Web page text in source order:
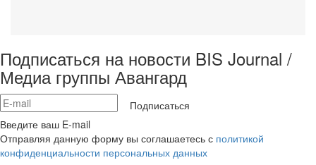
Подписаться на новости BIS Journal /
Медиа группы Авангард
Подписаться
Введите ваш E-mail
Отправляя данную форму вы соглашаетесь с политикой
конфиденциальности персональных данных